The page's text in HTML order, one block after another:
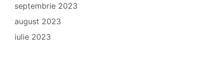
septembrie 2023
august 2023
iulie 2023